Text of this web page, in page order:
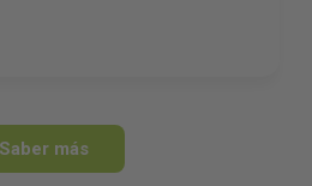
y saber cómo construir
la mejor opción para
Saber más